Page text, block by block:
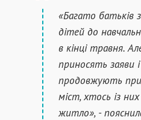
«Багато батьків
дітей до
в кінці травня.
приносять заяви
продовжують
міст, хтось із
житло», -